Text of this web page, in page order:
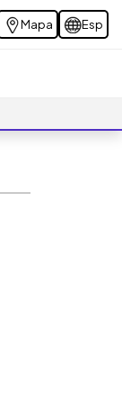
Mapa Esp